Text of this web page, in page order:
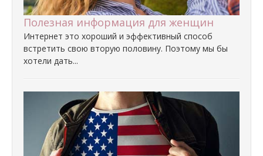
Полезная информация для женщин
Интернет это хороший и эффективный способ
встретить свою вторую половину. Поэтому мы бы
хотели дать...